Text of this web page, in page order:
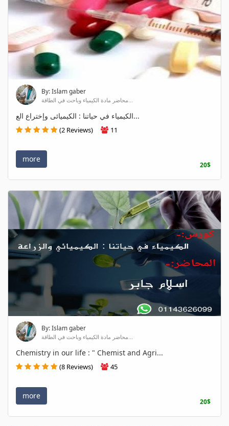
By: Islam gaber
محاضر مادة الكيمياء وباحث في الطاقة...
الكيمياء في حياتنا : الكيميائى وإختراع الع...
(2 Reviews) 11
more
20$
By: Islam gaber
محاضر مادة الكيمياء وباحث في الطاقة...
Chemistry in our life : " Chemist and Agri...
(8 Reviews) 45
more
20$